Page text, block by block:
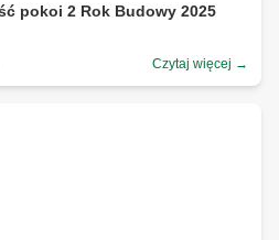
pokoi 2 Rok Budowy 2025
Czytaj więcej →